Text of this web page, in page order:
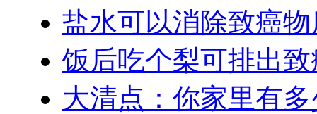
盐水可以消除致癌
饭后吃个梨可排出
大清点：你家里有